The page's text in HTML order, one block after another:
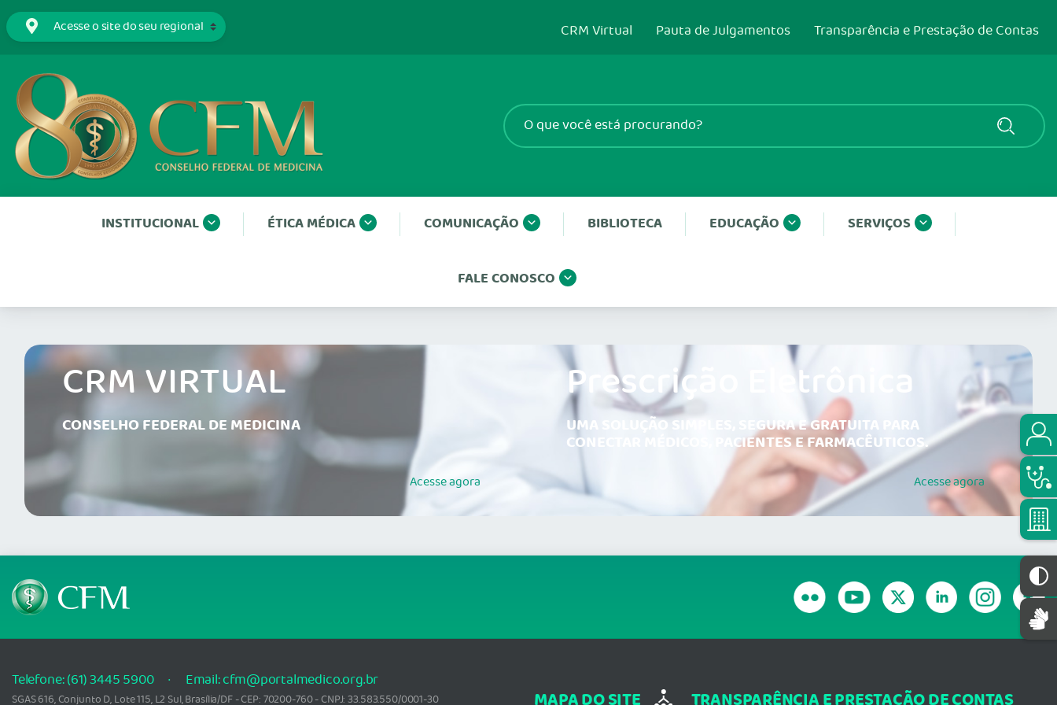
CRM Virtual Pauta de Julgamentos Transparência e Prestação de Contas
INSTITUCIONAL ÉTICA MÉDICA COMUNICAÇÃO BIBLIOTECA EDUCAÇÃO SERVIÇOS
FALE CONOSCO
CRM VIRTUAL
CONSELHO FEDERAL DE MEDICINA
Acesseagora
Prescrição Eletrônica
UMA SOLUÇÃO SIMPLES, SEGURA E GRATUITA PARA
CONECTAR MÉDICOS, PACIENTES E FARMACÊUTICOS.
Acesseagora
Telefone: (61) 3445 5900 Email: cfm@portalmedico.org.br
SGAS 616, Conjunto D, Lote 115, L2 Sul, Brasília/DF - CEP: 70200-760 - CNPJ: 33.583.550/0001-30